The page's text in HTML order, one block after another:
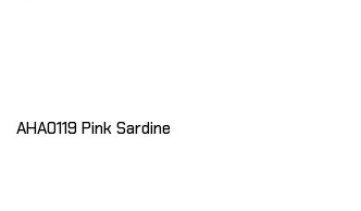
AHA0119 Pink Sardine